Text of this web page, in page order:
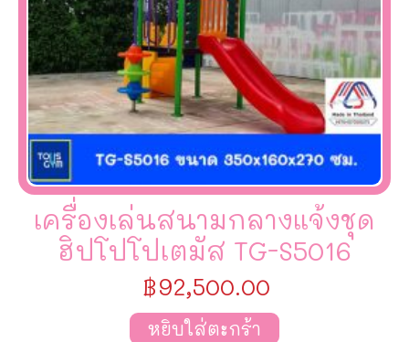
เครื่องเล่นสนามกลางแจ้งชุด
ฮิปโปโปเตมัส TG-S5016
฿92,500.00
หยิบใส่ตะกร้า